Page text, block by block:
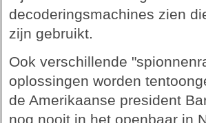
decoderingsmachines zien
zijn gebruikt.
Ook verschillende
oplossingen worden
de Amerikaanse president
nog nooit in het openbaar in